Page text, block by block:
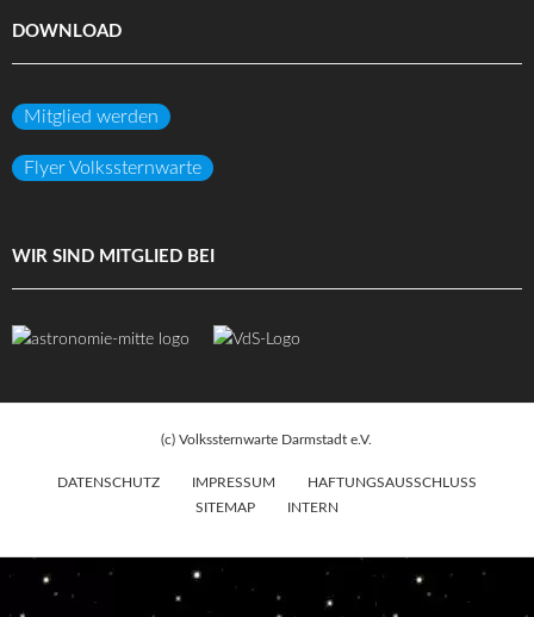
DOWNLOAD
Mitglied werden
Flyer Volkssternwarte
WIR SIND MITGLIED BEI
(c) Volkssternwarte Darmstadt e.V.
DATENSCHUTZ IMPRESSUM
HAFTUNGSAUSSCHLUSS
SITEMAP
INTERN